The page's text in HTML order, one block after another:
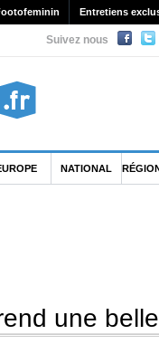
Entretiens
Suivez nous
NATIONAL
une